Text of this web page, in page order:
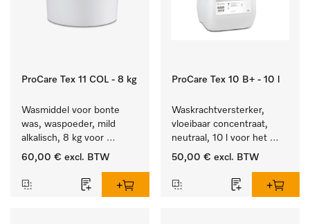
ProCare Tex 11 COL - 8 kg
Wasmiddel voor bonte
was, waspoeder, mild
alkalisch, 8 kg voor
behoud van kleur en
was.
60,00 € excl. BTW
ProCare Tex 10 B+ - 10 l
Waskrachtversterker,
vloeibaar concentraat,
neutraal, 10 l voor het
effectief verwijderen van
50,00 € excl. BTW